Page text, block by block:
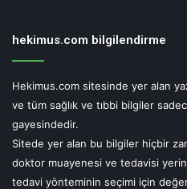
hekimus.com bilgilendirme
Hekimus.com sitesinde yer alan
ve tüm sağlık ve tıbbi bilgiler
gayesindedir.
Sitede yer alan bu bilgiler hiçbir
doktor muayenesi ve tedavisi
tedavi yönteminin seçimi için